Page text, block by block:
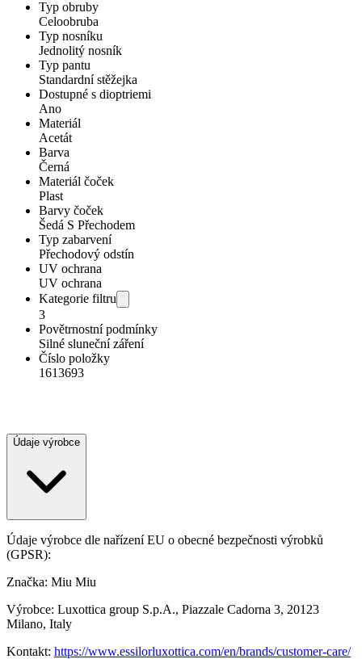
Typ obruby
Celoobruba
Typ nosníku
Jednolitý nosník
Typ pantu
Standardní stěžejka
Dostupné s dioptriemi
Ano
Materiál
Acetát
Barva
Černá
Materiál čoček
Plast
Barvy čoček
Šedá S Přechodem
Typ zabarvení
Přechodový odstín
UV ochrana
UV ochrana
Kategorie filtru
3
Povětrnostní podmínky
Silné sluneční záření
Číslo položky
1613693
Údaje výrobce
Údaje výrobce dle nařízení EU o obecné bezpečnosti výrobků
(GPSR):
Značka: Miu Miu
Výrobce: Luxottica group S.p.A., Piazzale Cadorna 3, 20123
Milano, Italy
Kontakt: https://www.essilorluxottica.com/en/brands/customer-care/